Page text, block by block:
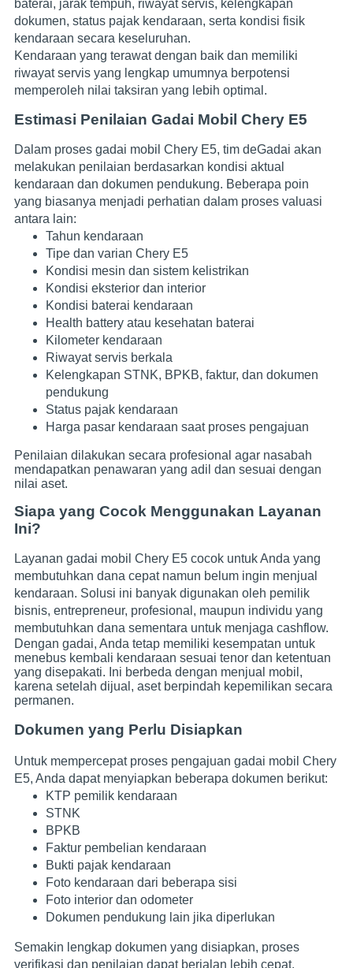
baterai, jarak tempuh, riwayat servis, kelengkapan
dokumen, status pajak kendaraan, serta kondisi fisik
kendaraan secara keseluruhan.
Kendaraan yang terawat dengan baik dan memiliki
riwayat servis yang lengkap umumnya berpotensi
memperoleh nilai taksiran yang lebih optimal.
Estimasi Penilaian Gadai Mobil Chery E5
Dalam proses gadai mobil Chery E5, tim deGadai akan
melakukan penilaian berdasarkan kondisi aktual
kendaraan dan dokumen pendukung. Beberapa poin
yang biasanya menjadi perhatian dalam proses valuasi
antara lain:
Tahun kendaraan
Tipe dan varian Chery E5
Kondisi mesin dan sistem kelistrikan
Kondisi eksterior dan interior
Kondisi baterai kendaraan
Health battery atau kesehatan baterai
Kilometer kendaraan
Riwayat servis berkala
Kelengkapan STNK, BPKB, faktur, dan dokumen
pendukung
Status pajak kendaraan
Harga pasar kendaraan saat proses pengajuan
Penilaian dilakukan secara profesional agar nasabah
mendapatkan penawaran yang adil dan sesuai dengan
nilai aset.
Siapa yang Cocok Menggunakan Layanan
Ini?
Layanan gadai mobil Chery E5 cocok untuk Anda yang
membutuhkan dana cepat namun belum ingin menjual
kendaraan. Solusi ini banyak digunakan oleh pemilik
bisnis, entrepreneur, profesional, maupun individu yang
membutuhkan dana sementara untuk menjaga cashflow.
Dengan gadai, Anda tetap memiliki kesempatan untuk
menebus kembali kendaraan sesuai tenor dan ketentuan
yang disepakati. Ini berbeda dengan menjual mobil,
karena setelah dijual, aset berpindah kepemilikan secara
permanen.
Dokumen yang Perlu Disiapkan
Untuk mempercepat proses pengajuan gadai mobil Chery
E5, Anda dapat menyiapkan beberapa dokumen berikut:
KTP pemilik kendaraan
STNK
BPKB
Faktur pembelian kendaraan
Bukti pajak kendaraan
Foto kendaraan dari beberapa sisi
Foto interior dan odometer
Dokumen pendukung lain jika diperlukan
Semakin lengkap dokumen yang disiapkan, proses
verifikasi dan penilaian dapat berjalan lebih cepat.